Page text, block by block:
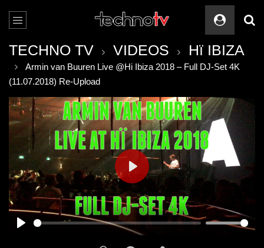
TECHNO TV VIDEOS Hï IBIZA
Armin van Buuren Live @Hi Ibiza 2018 – Full DJ-Set 4K
(11.07.2018) Re-Upload
PLAY